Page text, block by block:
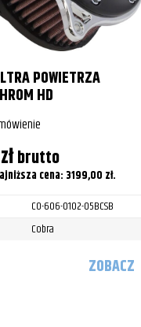
POWIETRZA
HD
złbrutto
cena: 3199,00 zł.
CO-606-0102-05BCSB
Cobra
ZOBACZ